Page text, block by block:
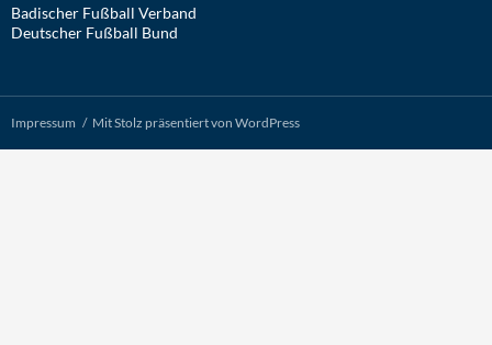
Badischer Fußball Verband
Deutscher Fußball Bund
Impressum Mit Stolz präsentiert von WordPress